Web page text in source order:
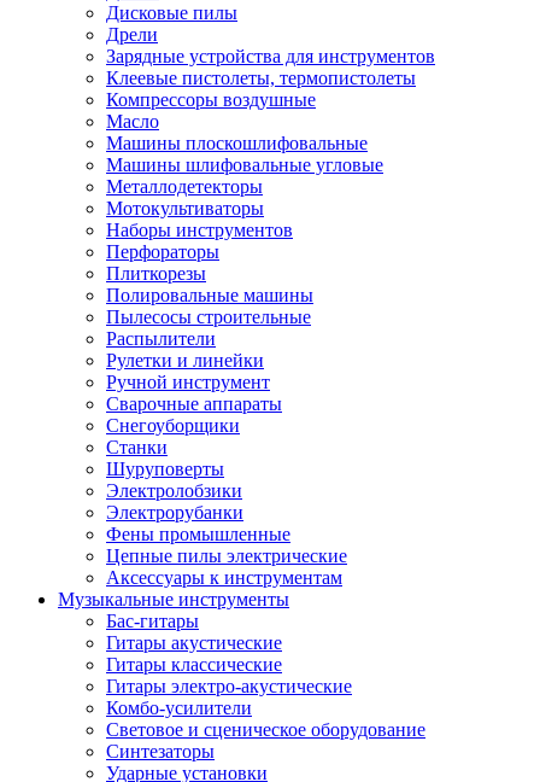
Дисковые пилы
Дрели
Зарядные устройства для инструментов
Клеевые пистолеты, термопистолеты
Компрессоры воздушные
Масло
Машины плоскошлифовальные
Машины шлифовальные угловые
Металлодетекторы
Мотокультиваторы
Наборы инструментов
Перфораторы
Плиткорезы
Полировальные машины
Пылесосы строительные
Распылители
Рулетки и линейки
Ручной инструмент
Сварочные аппараты
Снегоуборщики
Станки
Шуруповерты
Электролобзики
Электрорубанки
Фены промышленные
Цепные пилы электрические
Аксессуары к инструментам
Музыкальные инструменты
Бас-гитары
Гитары акустические
Гитары классические
Гитары электро-акустические
Комбо-усилители
Световое и сценическое оборудование
Синтезаторы
Ударные установки